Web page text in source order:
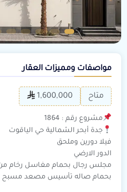
مواصفات ومميزات العقار
متاح 1,600,000
مشروع رقم : 1864
جدة أبحر الشمالية حي الياقوت
فيلا دورين وملحق
الدور الارضي
مجلس رجال بحمام مغاسل رخام
بحمام صاله تأسيس مصعد مسبح